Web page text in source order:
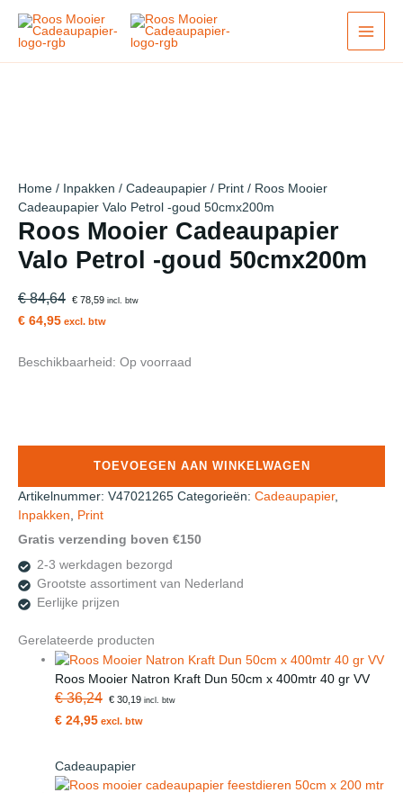
naar
inhoud
Actie!
Home / Inpakken / Cadeaupapier / Print / Roos Mooier
Cadeaupapier Valo Petrol -goud 50cmx200m
Roos Mooier Cadeaupapier
Valo Petrol -goud 50cmx200m
€ 84,64 € 78,59incl. btw
€ 64,95 excl. btw
Beschikbaarheid: Op voorraad
Valo
-
50cmx200m
aantal
TOEVOEGEN AAN WINKELWAGEN
Artikelnummer: V47021265 Categorieën: Cadeaupapier,
Inpakken
Print
Gratis verzending boven €150
2-3 werkdagen bezorgd
Grootste assortiment van Nederland
Eerlijke prijzen
Gerelateerde producten
Actie!
Actie!
Roos Mooier Natron Kraft Dun 50cm x 400mtr 40 gr VV
€ 36,24 € 30,19incl. btw
€ 24,95 excl. btw
Cadeaupapier
Actie!
Actie!
Actie!
Actie!
Actie!
Actie!